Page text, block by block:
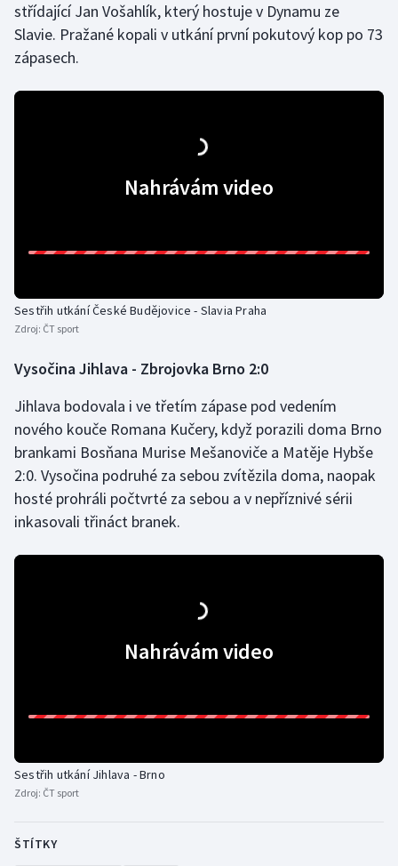
střídající Jan Vošahlík, který hostuje v Dynamu ze
Slavie. Pražané kopali v utkání první pokutový kop po 73
zápasech.
Nahrávám video
Sestřih utkání České Budějovice - Slavia Praha
Zdroj: ČT sport
Vysočina Jihlava - Zbrojovka Brno 2:0
Jihlava bodovala i ve třetím zápase pod vedením
nového kouče Romana Kučery, když porazili doma Brno
brankami Bosňana Murise Mešanoviče a Matěje Hybše
2:0. Vysočina podruhé za sebou zvítězila doma, naopak
hosté prohráli počtvrté za sebou a v nepříznivé sérii
inkasovali třináct branek.
Nahrávám video
Sestřih utkání Jihlava - Brno
Zdroj: ČT sport
ŠTÍTKY